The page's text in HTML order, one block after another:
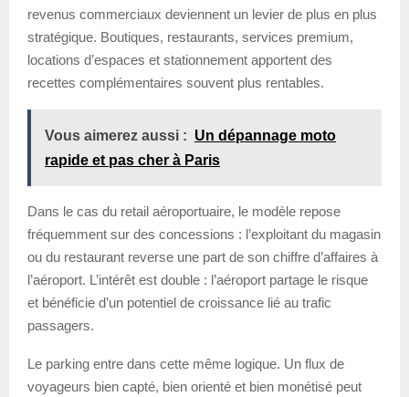
revenus commerciaux deviennent un levier de plus en plus
stratégique. Boutiques, restaurants, services premium,
locations d’espaces et stationnement apportent des
recettes complémentaires souvent plus rentables.
Vous aimerez aussi : Un dépannage moto
rapide et pas cher à Paris
Dans le cas du retail aéroportuaire, le modèle repose
fréquemment sur des concessions : l’exploitant du magasin
ou du restaurant reverse une part de son chiffre d’affaires à
l’aéroport. L’intérêt est double : l’aéroport partage le risque
et bénéficie d’un potentiel de croissance lié au trafic
passagers.
Le parking entre dans cette même logique. Un flux de
voyageurs bien capté, bien orienté et bien monétisé peut